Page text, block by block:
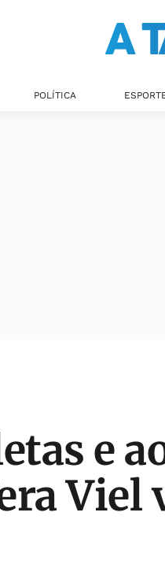
POLÍTICA
e
Viel